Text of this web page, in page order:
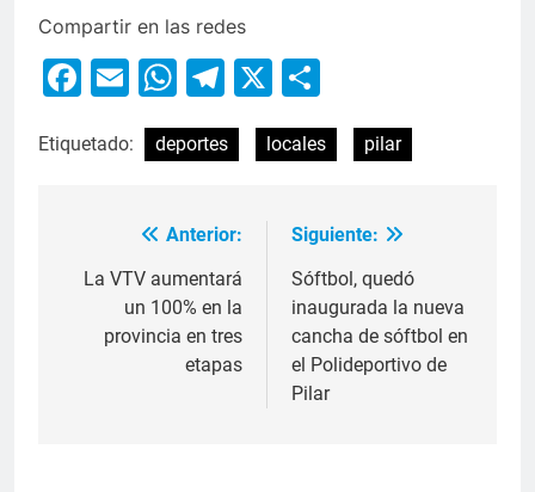
Compartir en las redes
Facebook
EmailWhatsApp
Telegram
X
Etiquetado: deportes locales pilar
Anterior:
La VTV aumentará
un 100% en la
provincia en tres
etapas
Siguiente:
Sóftbol, quedó
inaugurada la nueva
cancha de sóftbol en
el Polideportivo de
Pilar